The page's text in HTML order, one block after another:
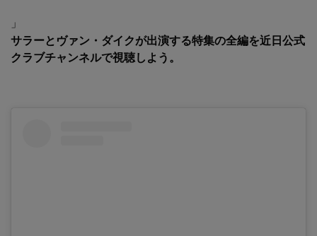
」
サラーとヴァン・ダイクが出演する特集の全編を近日公式
クラブチャンネルで視聴しよう。